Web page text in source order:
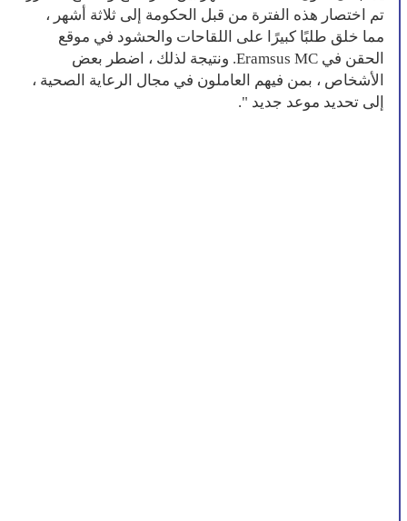
تم اختصار هذه الفترة من قبل الحكومة إلى ثلاثة أشهر ،
مما خلق طلبًا كبيرًا على اللقاحات والحشود في موقع
الحقن في Eramsus MC. ونتيجة لذلك ، اضطر بعض
الأشخاص ، بمن فيهم العاملون في مجال الرعاية الصحية ،
إلى تحديد موعد جديد ".